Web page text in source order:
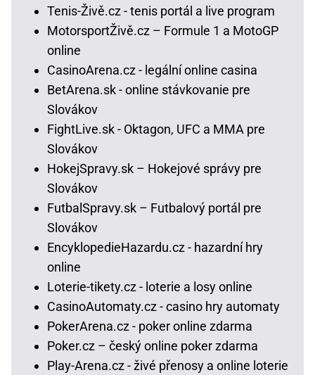
Tenis-Živě.cz - tenis portál a live program
MotorsportŽivě.cz – Formule 1 a MotoGP
online
CasinoArena.cz - legální online casina
BetArena.sk - online stávkovanie pre
Slovákov
FightLive.sk - Oktagon, UFC a MMA pre
Slovákov
HokejSpravy.sk – Hokejové správy pre
Slovákov
FutbalSpravy.sk – Futbalový portál pre
Slovákov
EncyklopedieHazardu.cz - hazardní hry
online
Loterie-tikety.cz - loterie a losy online
CasinoAutomaty.cz - casino hry automaty
PokerArena.cz - poker online zdarma
Poker.cz – český online poker zdarma
Play-Arena.cz - živé přenosy a online loterie